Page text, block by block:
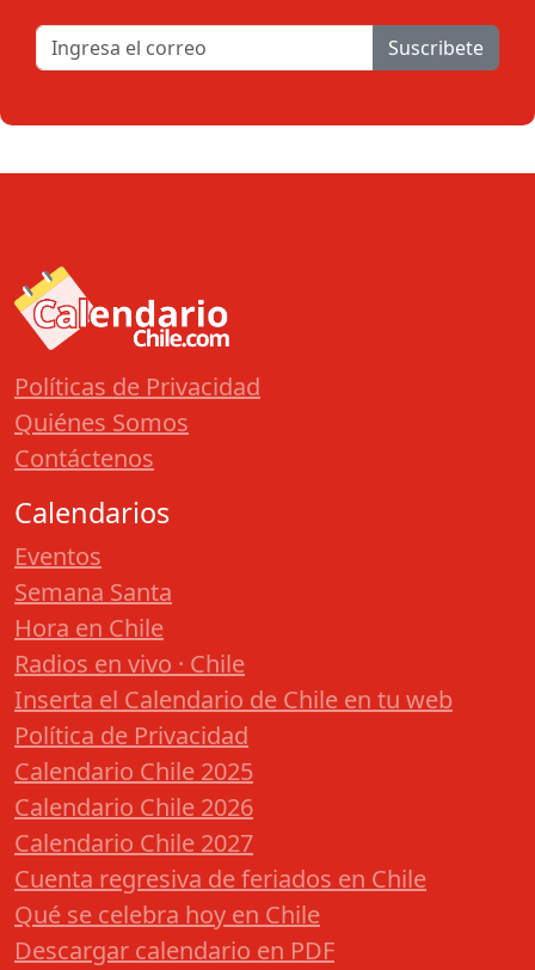
Suscribete
Políticas de Privacidad
Quiénes Somos
Contáctenos
Calendarios
Eventos
Semana Santa
Hora en Chile
Radios en vivo · Chile
Inserta el Calendario de Chile en tu web
Política de Privacidad
Calendario Chile 2025
Calendario Chile 2026
Calendario Chile 2027
Cuenta regresiva de feriados en Chile
Qué se celebra hoy en Chile
Descargar calendario en PDF